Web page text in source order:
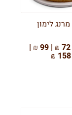
לימון
39 ₪ | 72 ₪ | 99 ₪ |
158 ₪